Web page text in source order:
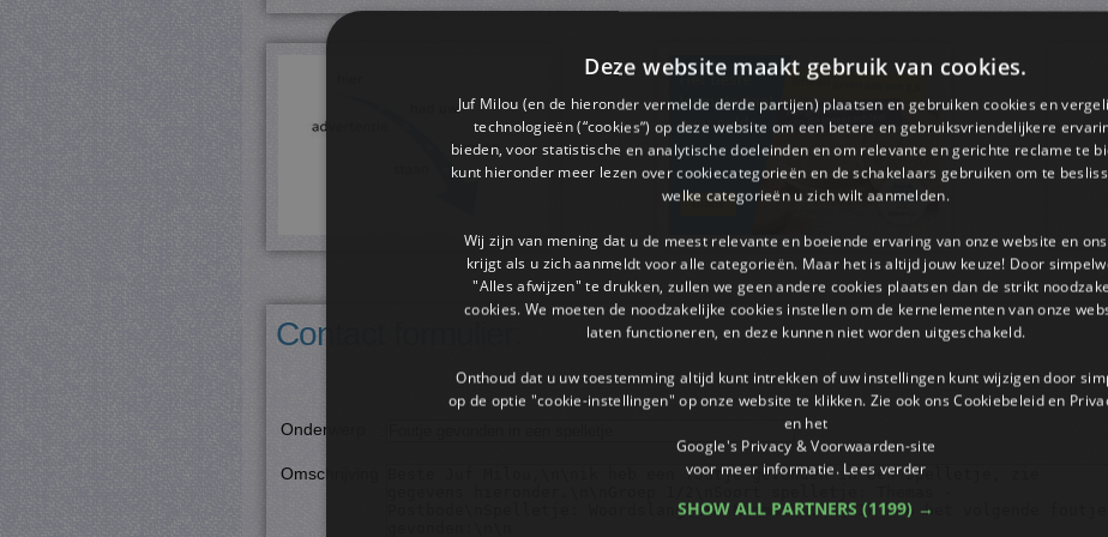
Contact formulier:
Onderwerp
Omschrijving
Deze website maakt gebruik van cookies.
Juf Milou (en de hieronder vermelde derde partijen) plaatsen en gebruiken cookies en
technologieën (“cookies”) op deze website om een ​​betere en gebruiksvriendelijkere
bieden, voor statistische en analytische doeleinden en om relevante en gerichte reclame te
kunt hieronder meer lezen over cookiecategorieën en de schakelaars gebruiken om te
welke categorieën u zich wilt aanmelden.
Wij zijn van mening dat u de meest relevante en boeiende ervaring van onze website en
krijgt als u zich aanmeldt voor alle categorieën. Maar het is altijd jouw keuze! Door
"Alles afwijzen" te drukken, zullen we geen andere cookies plaatsen dan de strikt
cookies. We moeten de noodzakelijke cookies instellen om de kernelementen van onze
laten functioneren, en deze kunnen niet worden uitgeschakeld.
Onthoud dat u uw toestemming altijd kunt intrekken of uw instellingen kunt wijzigen door
op de optie "cookie-instellingen" op onze website te klikken. Zie ook ons ​​Cookiebeleid en
en het
Google's Privacy & Voorwaarden-site
voor meer informatie. Lees verder
SHOW ALL PARTNERS (1199) →